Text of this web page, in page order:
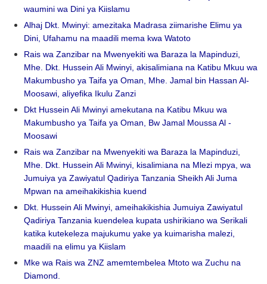
waumini wa Dini ya Kiislamu
Alhaj Dkt. Mwinyi: amezitaka Madrasa ziimarishe Elimu ya
Dini, Ufahamu na maadili mema kwa Watoto
Rais wa Zanzibar na Mwenyekiti wa Baraza la Mapinduzi,
Mhe. Dkt. Hussein Ali Mwinyi, akisalimiana na Katibu Mkuu wa
Makumbusho ya Taifa ya Oman, Mhe. Jamal bin Hassan Al-
Moosawi, aliyefika Ikulu Zanzi
Dkt Hussein Ali Mwinyi amekutana na Katibu Mkuu wa
Makumbusho ya Taifa ya Oman, Bw Jamal Moussa Al -
Moosawi
Rais wa Zanzibar na Mwenyekiti wa Baraza la Mapinduzi,
Mhe. Dkt. Hussein Ali Mwinyi, kisalimiana na Mlezi mpya, wa
Jumuiya ya Zawiyatul Qadiriya Tanzania Sheikh Ali Juma
Mpwan na ameihakikishia kuend
Dkt. Hussein Ali Mwinyi, ameihakikishia Jumuiya Zawiyatul
Qadiriya Tanzania kuendelea kupata ushirikiano wa Serikali
katika kutekeleza majukumu yake ya kuimarisha malezi,
maadili na elimu ya Kiislam
Mke wa Rais wa ZNZ amemtembelea Mtoto wa Zuchu na
Diamond.